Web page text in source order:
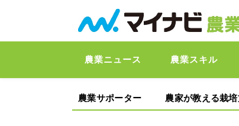
農業ニュース 農業スキル
農業サポーター 農家が教える栽